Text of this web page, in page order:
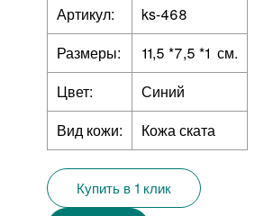
Артикул:
ks-468
Размеры:
11,5 *7,5 *1 см.
Цвет:
Синий
Вид кожи:
Кожа ската
Купить в 1 клик